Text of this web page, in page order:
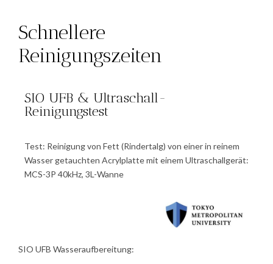
Schnellere
Reinigungszeiten
SIO UFB & Ultraschall-
Reinigungstest
Test: Reinigung von Fett (Rindertalg) von einer in reinem
Wasser getauchten Acrylplatte mit einem Ultraschallgerät:
MCS-3P 40kHz, 3L-Wanne
SIO UFB Wasseraufbereitung: